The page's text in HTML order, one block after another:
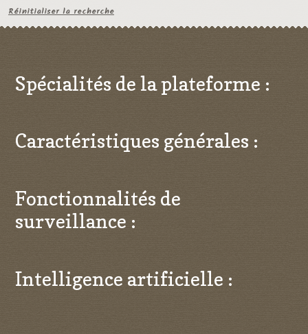
Réinitialiser la recherche
Spécialités de la plateforme :
Caractéristiques générales :
Fonctionnalités de
surveillance :
Intelligence artificielle :